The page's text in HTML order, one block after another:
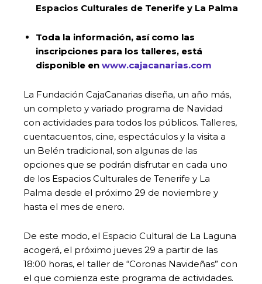
Espacios Culturales de Tenerife y La Palma
Toda la información, así como las
inscripciones para los talleres, está
disponible en www.cajacanarias.com
La Fundación CajaCanarias diseña, un año más,
un completo y variado programa de Navidad
con actividades para todos los públicos. Talleres,
cuentacuentos, cine, espectáculos y la visita a
un Belén tradicional, son algunas de las
opciones que se podrán disfrutar en cada uno
de los Espacios Culturales de Tenerife y La
Palma desde el próximo 29 de noviembre y
hasta el mes de enero.
De este modo, el Espacio Cultural de La Laguna
acogerá, el próximo jueves 29 a partir de las
18:00 horas, el taller de “Coronas Navideñas” con
el que comienza este programa de actividades.